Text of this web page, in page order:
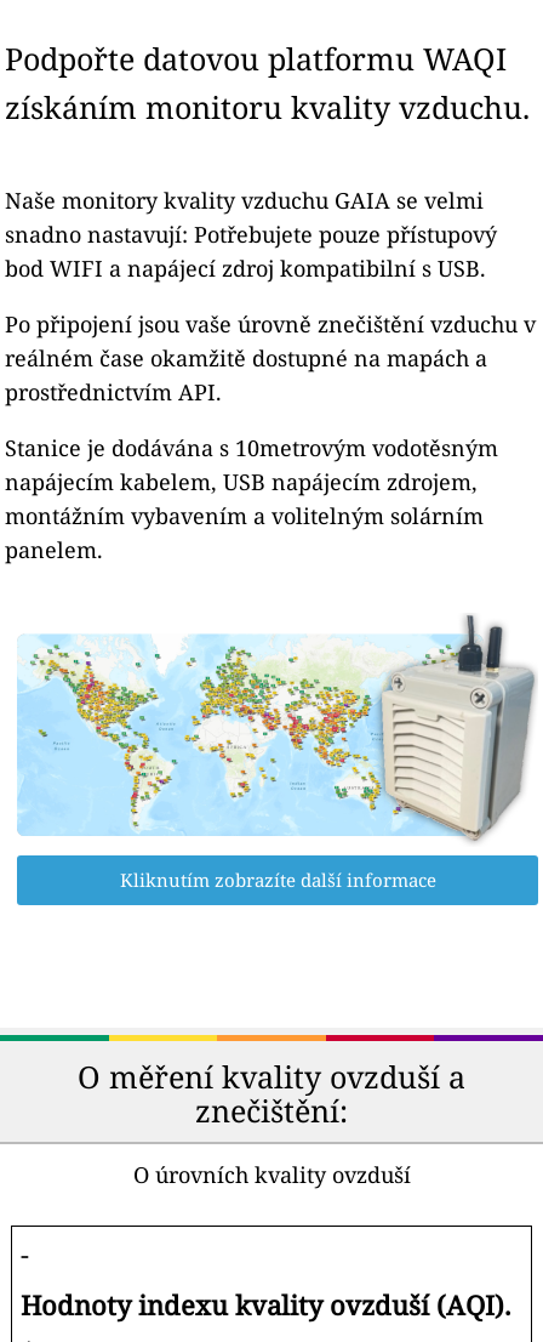
Podpořte datovou platformu WAQI
získáním monitoru kvality vzduchu.
Naše monitory kvality vzduchu GAIA se velmi
snadno nastavují: Potřebujete pouze přístupový
bod WIFI a napájecí zdroj kompatibilní s USB.
Po připojení jsou vaše úrovně znečištění vzduchu v
reálném čase okamžitě dostupné na mapách a
prostřednictvím API.
Stanice je dodávána s 10metrovým vodotěsným
napájecím kabelem, USB napájecím zdrojem,
montážním vybavením a volitelným solárním
panelem.
Kliknutím zobrazíte další informace
O měření kvality ovzduší a
znečištění:
O úrovních kvality ovzduší
-
Hodnoty indexu kvality ovzduší (AQI).